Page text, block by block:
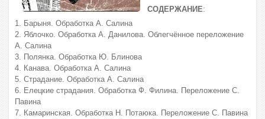
СОДЕРЖАНИЕ:
1. Барыня. Обработка А. Салина
2. Яблочко. Обработка А. Данилова. Облегчённое переложение
А. Салина
3. Полянка. Обработка Ю. Блинова
4. Канава. Обработка А. Салина
5. Страдание. Обработка А. Салина
6. Елецкие страдания. Обработка Ф. Филина. Переложение С.
Павина
7. Камаринская. Обработка Н. Потаюка. Переложение С. Павина